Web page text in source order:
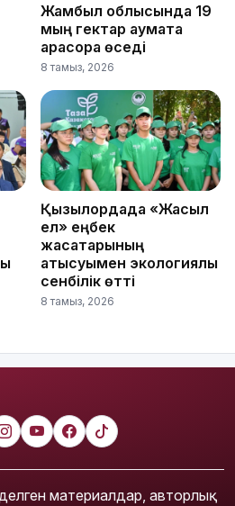
Жамбыл облысында 19
мың гектар аумақта
қарасора өседі
8 тамыз, 2026
Қызылордада «Жасыл
ел» еңбек
жасақтарының
қатысуымен экологиялық
сенбілік өтті
8 тамыз, 2026
материалдар, авторлық